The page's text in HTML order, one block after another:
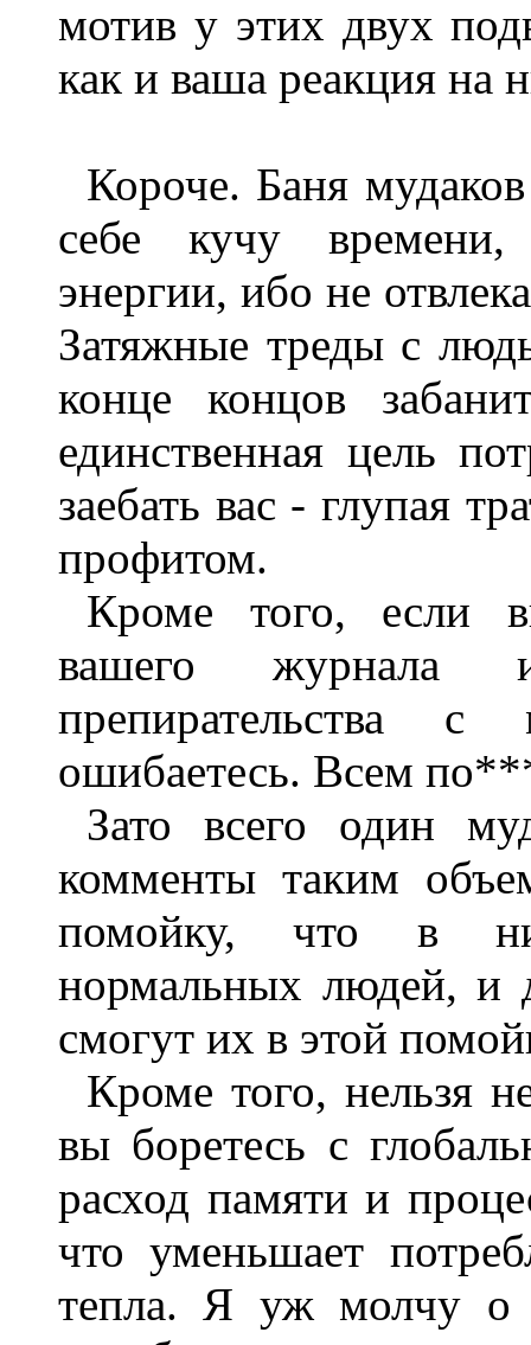
мотив у этих двух
как и ваша реакция на
Короче. Баня
себе кучу
энергии, ибо не
Затяжные треды с
конце концов
единственная цель
заебать вас - глупая
профитом.
Кроме того, если
вашего журнала
препирательства
ошибаетесь. Всем
Зато всего один
комменты таким
помойку, что в
нормальных людей, и
смогут их в этой
Кроме того, нельзя
вы боретесь с
расход памяти и
что уменьшает
тепла. Я уж молчу о